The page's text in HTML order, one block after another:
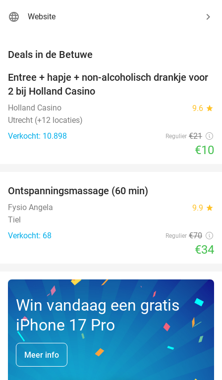
Website
Deals in de Betuwe
52%
Entree + hapje + non-alcoholisch drankje voor
2 bij Holland Casino
Holland Casino 9.6 star
Utrecht (+12 locaties)
Verkocht: 10.898
Regulier €21
€10
Ontspanningsmassage (60 min)
Fysio Angela 9.9 star
Tiel
Verkocht: 68
Regulier €70
€34
Win vandaag een gratis
iPhone 17 Pro
Meer info